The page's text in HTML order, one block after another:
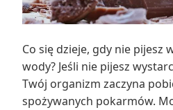
Co się dzieje, gdy nie pijesz
wody? Jeśli nie pijesz
Twój organizm zaczyna
spożywanych pokarmów.